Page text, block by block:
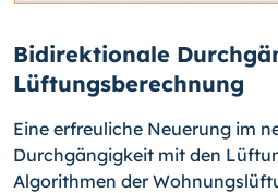
Bidirektionale
Lüftungsberechnung
Eine erfreuliche Neuerung im
Durchgängigkeit mit den
Algorithmen der